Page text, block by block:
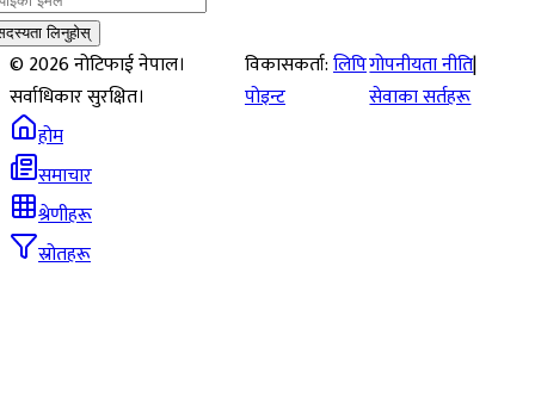
लिनुहोस्
©2026नोटिफाई नेपाल।
सर्वाधिकार सुरक्षित।
विकासकर्ता:लिपि
पोइन्ट
गोपनीयता नीति|
सेवाका सर्तहरू
होम
समाचार
श्रेणीहरू
स्रोतहरू